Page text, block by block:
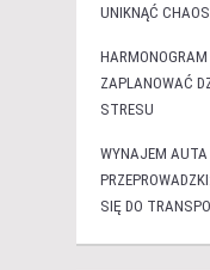
UNIKNĄĆ
ZAPLANOWAĆ
STRESU
WYNAJEM AUTA
SIĘ DO